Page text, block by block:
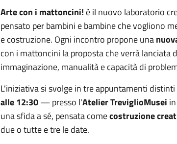
Arte con i mattoncini! è il nuovo laboratorio
pensato per bambini e bambine che vogliono
e costruzione. Ogni incontro propone una
con i mattoncini la proposta che verrà
immaginazione, manualità e capacità di
L'iniziativa si svolge in tre appuntamenti
alle 12:30— presso l'Atelier TreviglioMusei
una sfida a sé, pensata comecostruzione
due o tutte e tre le date.